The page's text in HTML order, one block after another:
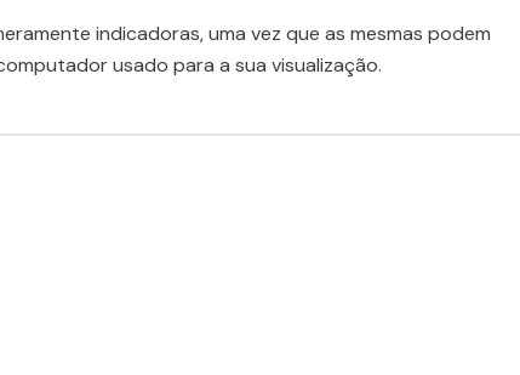
indicadoras, uma vez que as mesmas podem
usado para a sua visualização.